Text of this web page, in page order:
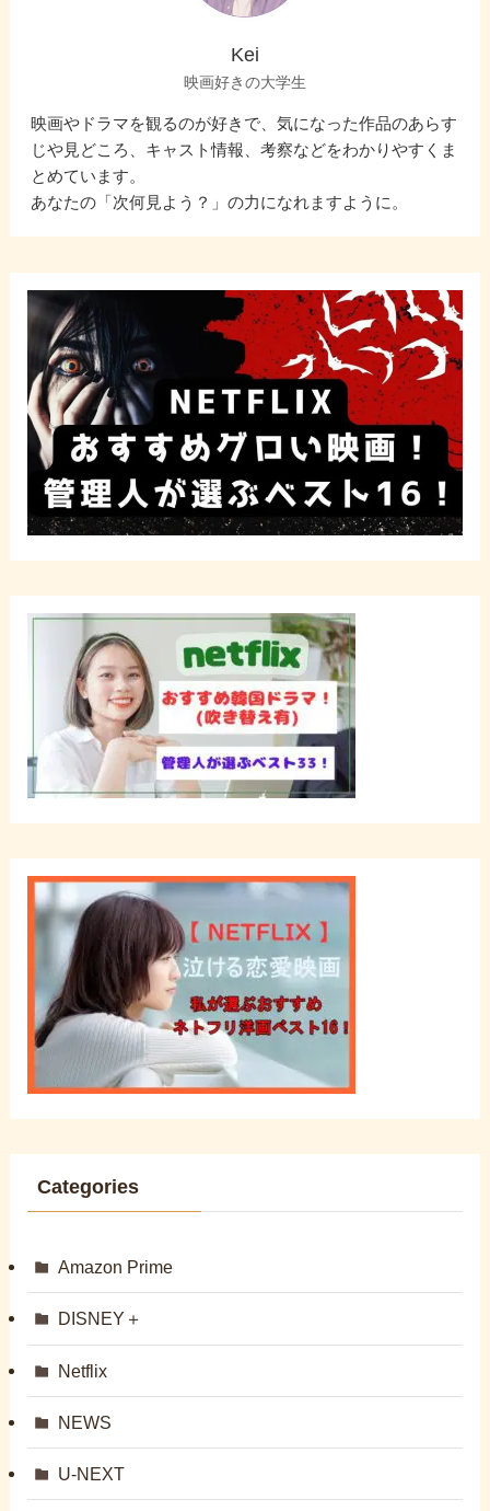
Kei
映画好きの大学生
映画やドラマを観るのが好きで、気になった作品のあらす
じや見どころ、キャスト情報、考察などをわかりやすくま
とめています。
あなたの「次何見よう？」の力になれますように。
Categories
Amazon Prime
DISNEY＋
Netflix
NEWS
U-NEXT